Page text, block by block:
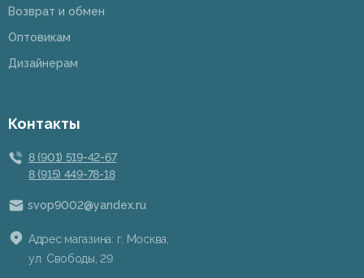
Возврат и обмен
Оптовикам
Дизайнерам
Контакты
8 (901) 519-42-67
8 (915) 449-78-18
svop9002@yandex.ru
Адрес магазина: г. Москва,
ул. Свободы, 29